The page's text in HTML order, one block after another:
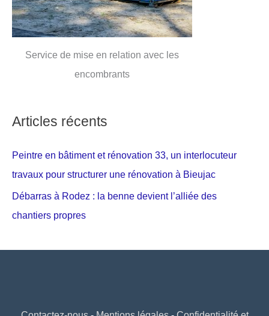
Service de mise en relation avec les
encombrants
Articles récents
Peintre en bâtiment et rénovation 33, un interlocuteur
travaux pour structurer une rénovation à Bieujac
Débarras à Rodez : la benne devient l’alliée des
chantiers propres